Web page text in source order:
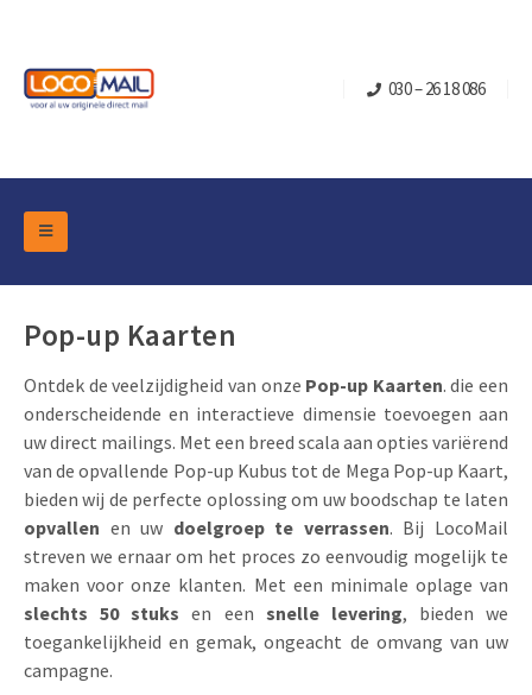
030 – 26 18 086
Pop-up Kaarten
Ontdek de veelzijdigheid van onze Pop-up Kaarten. die een
onderscheidende en interactieve dimensie toevoegen aan
uw direct mailings. Met een breed scala aan opties variërend
van de opvallende Pop-up Kubus tot de Mega Pop-up Kaart,
bieden wij de perfecte oplossing om uw boodschap te laten
opvallen en uw doelgroep te verrassen. Bij LocoMail
streven we ernaar om het proces zo eenvoudig mogelijk te
maken voor onze klanten. Met een minimale oplage van
slechts 50 stuks en een snelle levering, bieden we
toegankelijkheid en gemak, ongeacht de omvang van uw
campagne.
DM Marketing Tools
Overzicht Categorieën
Pop-up Kubussen
Turning Card
Brievenbusdoosje +
Schuifkaarten
Pop-up Kaarten
Geluidskaarten
Lenticular Cards
Klepdoosjes
Schuifdoosjes
Branche
Retail Marketing
Vastgoedmarketing
Sport Marketing
Media Marketing
Automotive Marketing
Non-profit Marketing
Gelegenheden
Kerst- en Eindejaar
Verjaardag en Jubilea
Uitnodigingen
Product Introductie
App-lancering
Over Ons
Vacatures